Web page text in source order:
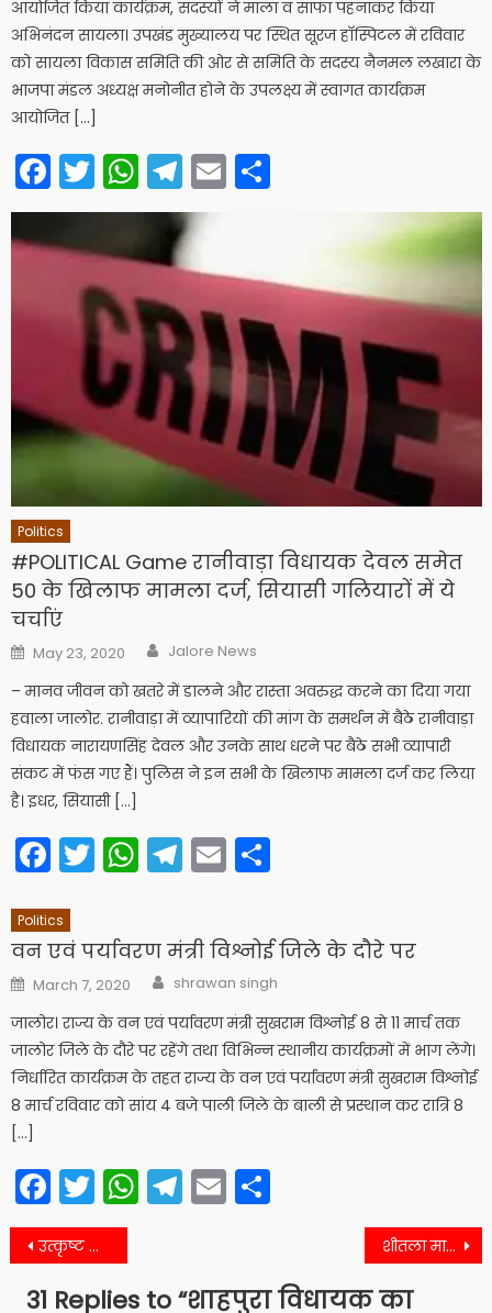
आयोजित किया कार्यक्रम, सदस्यों ने माला व साफा पहनाकर किया
अभिनंदन सायला। उपखंड मुख्यालय पर स्थित सूरज हाॅस्पिटल में रविवार
को सायला विकास समिति की ओर से समिति के सदस्य नैनमल लखारा के
भाजपा मंडल अध्यक्ष मनोनीत होने के उपलक्ष्य में स्वागत कार्यक्रम
आयोजित […]
Facebook
Twitter
WhatsApp
Telegram
Email
Politics
#POLITICAL Game रानीवाड़ा विधायक देवल समेत
50 के खिलाफ मामला दर्ज, सियासी गलियारों में ये
चर्चाएं
Posted
on
May 23, 2020 Author
Jalore News
– मानव जीवन को खतरे में डालने और रास्ता अवरुद्ध करने का दिया गया
हवाला जालोर. रानीवाड़ा में व्यापारियों की मांग के समर्थन में बैठे रानीवाड़ा
विधायक नारायणसिंह देवल और उनके साथ धरने पर बैठे सभी व्यापारी
संकट में फंस गए हैं। पुलिस ने इन सभी के खिलाफ मामला दर्ज कर लिया
है। इधर, सियासी […]
Facebook
Twitter
WhatsApp
Telegram
Email
Politics
वन एवं पर्यावरण मंत्री विश्नोई जिले के दौरे पर
Posted
on
March 7, 2020 Author
shrawan singh
जालोर। राज्य के वन एवं पर्यावरण मंत्री सुखराम विश्नोई 8 से 11 मार्च तक
जालोर जिले के दौरे पर रहेंगे तथा विभिन्न स्थानीय कार्यक्रमों में भाग लेंगे।
निर्धारित कार्यक्रम के तहत राज्य के वन एवं पर्यावरण मंत्री सुखराम विश्नोई
8 मार्च रविवार को सांय 4 बजे पाली जिले के बाली से प्रस्थान कर रात्रि 8
[…]
Facebook
Twitter
WhatsApp
Telegram
Email
Post
navigation
उत्कृष्ट कार्य के लिए शाहपुरा नगर पालिका कनिष्ठ अभियंता का सम्मान शीतला माता मूर्ति की प्राण प्रतिष्ठा की
31 Replies to “शाहपुरा विधायक का